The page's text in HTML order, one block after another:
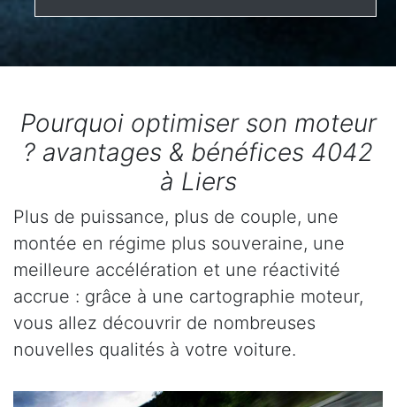
Pourquoi optimiser son moteur
? avantages & bénéfices 4042
à Liers
Plus de puissance, plus de couple, une
montée en régime plus souveraine, une
meilleure accélération et une réactivité
accrue : grâce à une cartographie moteur,
vous allez découvrir de nombreuses
nouvelles qualités à votre voiture.